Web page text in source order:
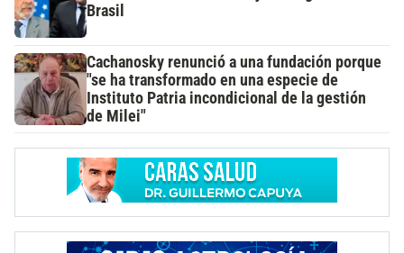
Brasil
Cachanosky renunció a una fundación porque
"se ha transformado en una especie de
Instituto Patria incondicional de la gestión
de Milei"